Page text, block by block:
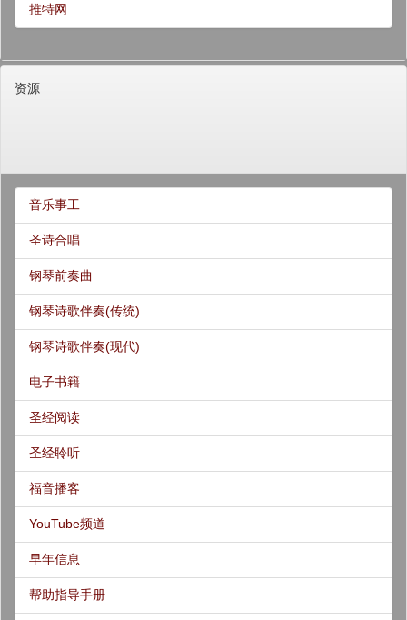
推特网
资源
音乐事工
圣诗合唱
钢琴前奏曲
钢琴诗歌伴奏(传统)
钢琴诗歌伴奏(现代)
电子书籍
圣经阅读
圣经聆听
福音播客
YouTube频道
早年信息
帮助指导手册